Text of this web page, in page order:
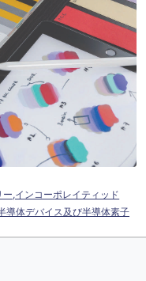
ー,インコーポレイティッド
導体デバイス及び半導体素子